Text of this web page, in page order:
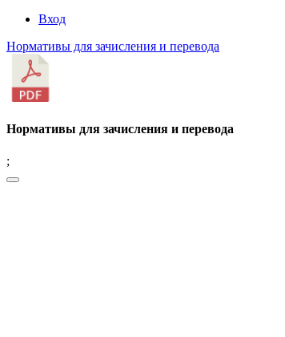
Вход
Нормативы для зачисления и перевода
Нормативы для зачисления и перевода
;